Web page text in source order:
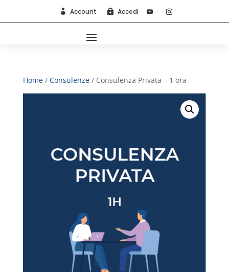
 Account  Accedi
Home/ Consulenze/ Consulenza Privata – 1 ora